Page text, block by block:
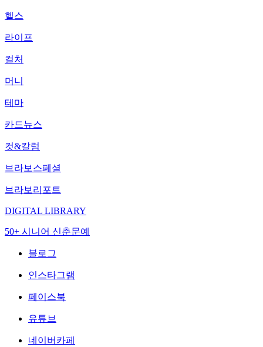
헬스
라이프
컬처
머니
테마
카드뉴스
컷&칼럼
브라보스페셜
브라보리포트
DIGITAL LIBRARY
50+ 시니어 신춘문예
블로그
인스타그램
페이스북
유튜브
네이버카페